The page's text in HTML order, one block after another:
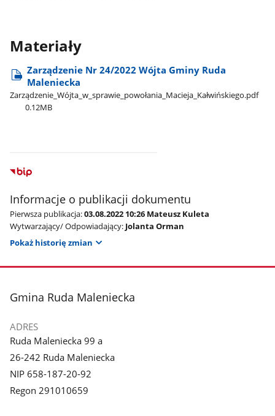
Materiały
Zarządzenie Nr 24/2022 Wójta Gminy Ruda
Maleniecka
Zarządzenie​_Wójta​_w​_sprawie​_powołania​_Macieja​_Kałwińskiego.pdf
0.12MB
Informacje o publikacji dokumentu
Pierwsza publikacja:03.08.2022 10:26 Mateusz Kuleta
Wytwarzający/ Odpowiadający: Jolanta Orman
Pokaż historię zmian
stopka
Gmina Ruda Maleniecka
ADRES
Ruda Maleniecka 99 a
26-242 Ruda Maleniecka
NIP 658-187-20-92
Regon 291010659